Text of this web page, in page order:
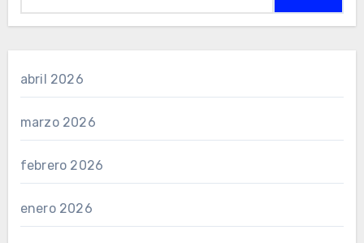
abril 2026
marzo 2026
febrero 2026
enero 2026